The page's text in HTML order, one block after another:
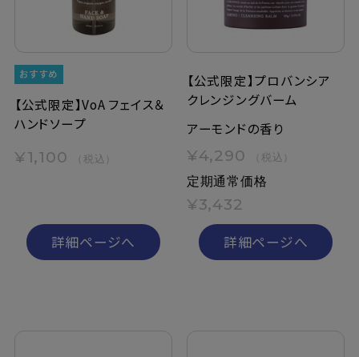
【公式限定】VoA フェイス＆
ハンドソープ
¥1,100 （税込）
詳細ページへ
【公式限定】プロバンシア
クレンジングバーム
アーモンドの香り
¥4,290 （税込）
定期通常価格
¥3,432
詳細ページへ